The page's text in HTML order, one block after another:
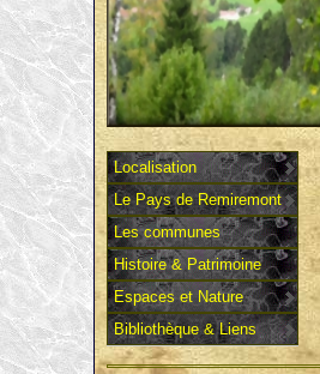
Localisation
Le Pays de Remiremont
Les communes
Histoire & Patrimoine
Espaces et Nature
Bibliothèque & Liens